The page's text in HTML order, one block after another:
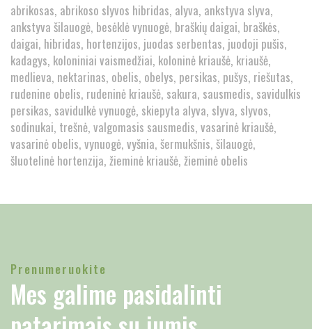
abrikosas abrikoso slyvos hibridas alyva ankstyva slyva
ankstyva šilauogė besėklė vynuogė braškių daigai braškės
daigai hibridas hortenzijos juodas serbentas juodoji pušis
kadagys koloniniai vaismedžiai koloninė kriaušė kriaušė
medlieva nektarinas obelis obelys persikas pušys riešutas
rudenine obelis rudeninė kriaušė sakura sausmedis savidulkis
persikas savidulkė vynuogė skiepyta alyva slyva slyvos
sodinukai trešnė valgomasis sausmedis vasarinė kriaušė
vasarinė obelis vynuogė vyšnia šermukšnis šilauogė
šluotelinė hortenzija žieminė kriaušė žieminė obelis
Prenumeruokite
Mes galime pasidalinti